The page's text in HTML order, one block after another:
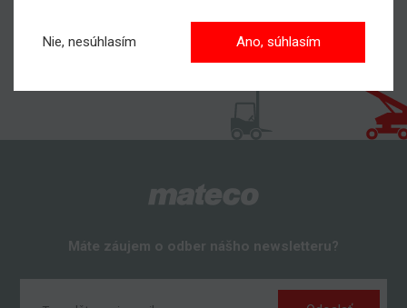
Máte záujem o odber nášho newsletteru?
Nie, nesúhlasím Ano, súhlasím